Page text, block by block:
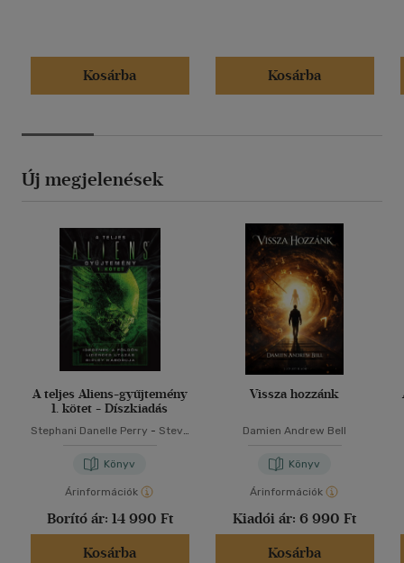
Kosárba Kosárba
Új megjelenések
A teljes Aliens-gyűjtemény
1. kötet - Díszkiadás
Stephani Danelle Perry - Steve
Könyv
Árinformációk
Borító ár: 14 990 Ft
Kosárba
Vissza hozzánk
Damien Andrew Bell
Könyv
Árinformációk
Kiadói ár: 6 990 Ft
Kosárba